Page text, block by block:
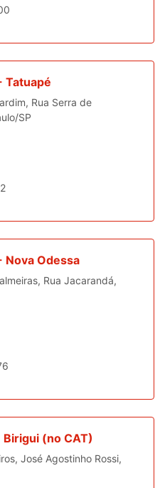
Tatuapé
Rua Serra de
SP
Nova Odessa
Rua Jacarandá,
Birigui (no CAT)
José Agostinho Rossi,